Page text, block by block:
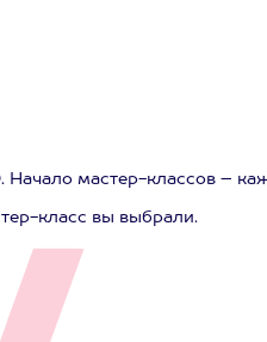
Начало мастер-классов –
класс вы выбрали.